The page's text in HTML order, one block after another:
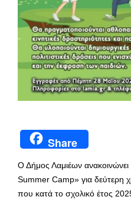
Share
Ο Δήμος Λαμιέων ανακοινώνει
Summer Camp» για δεύτερη
που κατά το σχολικό έτος